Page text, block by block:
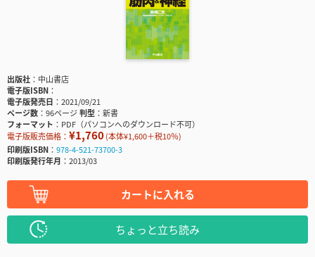
出版社
中山書店
電子版ISBN
電子版発売日
2021/09/21
ページ数
96ページ判型
新書
フォーマット
PDF（パソコンへのダウンロード不可）
電子版販売価格： ¥1,760(本体¥1,600＋税10％)
印刷版ISBN
978-4-521-73700-3
印刷版発行年月
2013/03
カートに入れる
ちょっと立ち読み